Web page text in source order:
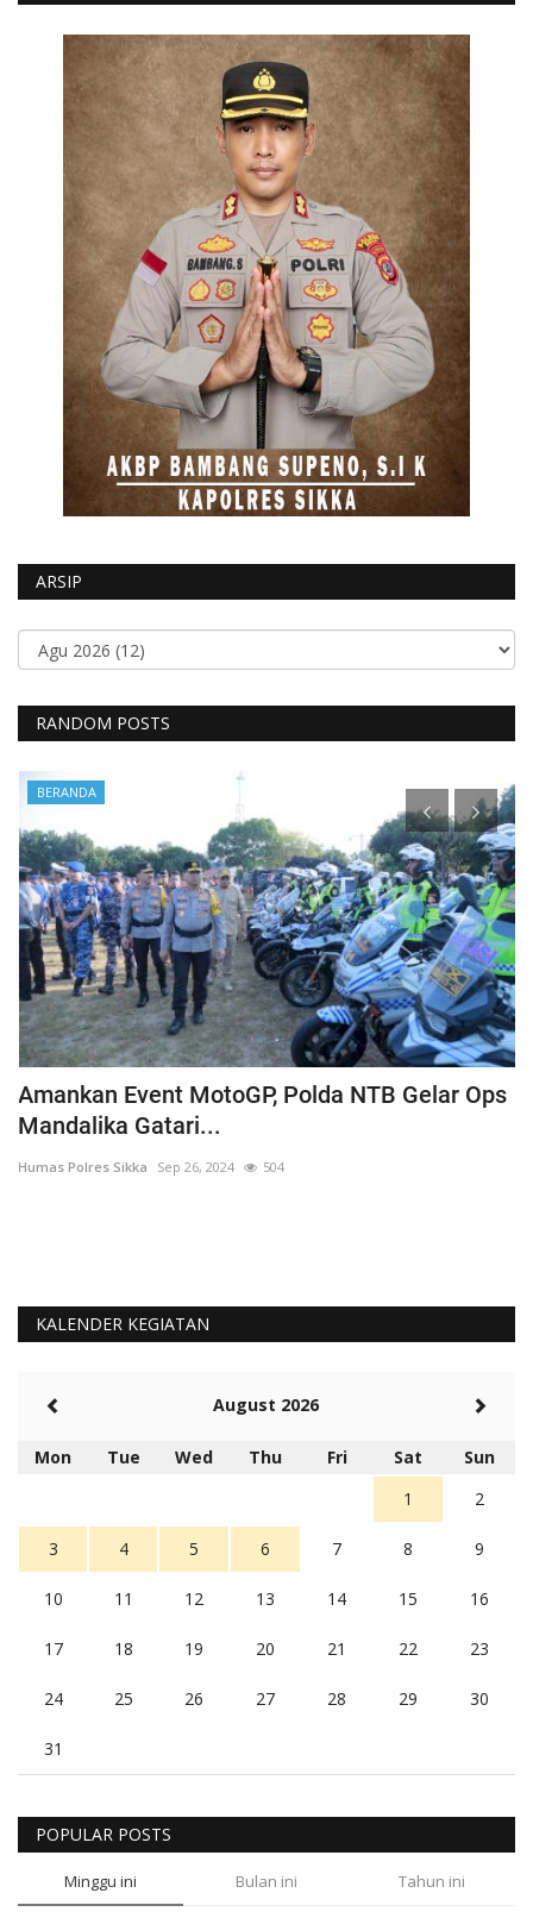
ARSIP
RANDOM POSTS
BERANDA
Amankan Event MotoGP, Polda NTB Gelar Ops
Mandalika Gatari...
Humas Polres Sikka Sep 26, 2024 504
KALENDER KEGIATAN
August 2026
Mon Tue Wed Thu Fri Sat
Sun
1
2
3 4 5 6 7 8 9
10 11 12 13 14 15 16
17 18 19 20 21 22 23
24 25 26 27 28 29 30
31
POPULAR POSTS
Minggu ini Bulan ini Tahun ini